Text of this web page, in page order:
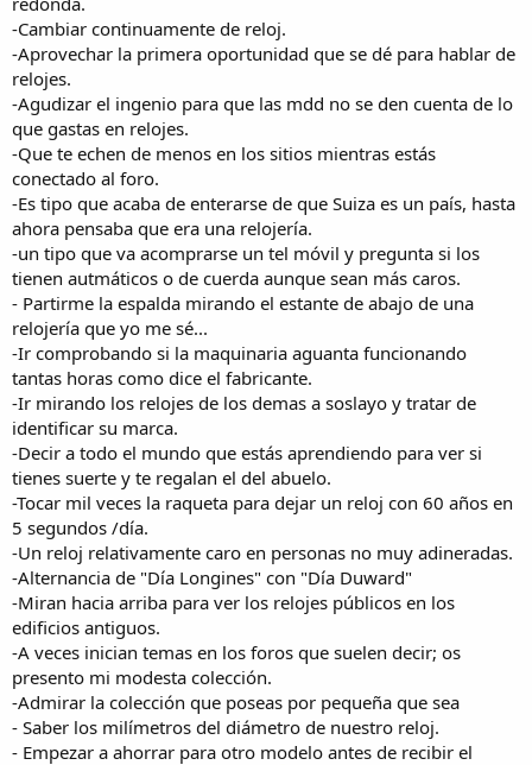
-Cambiar continuamente de reloj.
-Aprovechar la primera oportunidad que se dé para hablar de
relojes.
-Agudizar el ingenio para que las mdd no se den cuenta de lo
que gastas en relojes.
-Que te echen de menos en los sitios mientras estás
conectado al foro.
-Es tipo que acaba de enterarse de que Suiza es un país, hasta
ahora pensaba que era una relojería.
-un tipo que va acomprarse un tel móvil y pregunta si los
tienen autmáticos o de cuerda aunque sean más caros.
- Partirme la espalda mirando el estante de abajo de una
relojería que yo me sé...
-Ir comprobando si la maquinaria aguanta funcionando
tantas horas como dice el fabricante.
-Ir mirando los relojes de los demas a soslayo y tratar de
identificar su marca.
-Decir a todo el mundo que estás aprendiendo para ver si
tienes suerte y te regalan el del abuelo.
-Tocar mil veces la raqueta para dejar un reloj con 60 años en
5 segundos /día.
-Un reloj relativamente caro en personas no muy adineradas.
-Alternancia de "Día Longines" con "Día Duward"
-Miran hacia arriba para ver los relojes públicos en los
edificios antiguos.
-A veces inician temas en los foros que suelen decir; os
presento mi modesta colección.
-Admirar la colección que poseas por pequeña que sea
- Saber los milímetros del diámetro de nuestro reloj.
- Empezar a ahorrar para otro modelo antes de recibir el